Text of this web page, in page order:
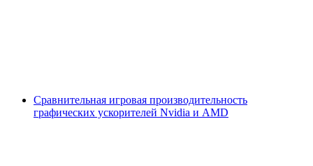
Сравнительная игровая производительность
графических ускорителей Nvidia и AMD